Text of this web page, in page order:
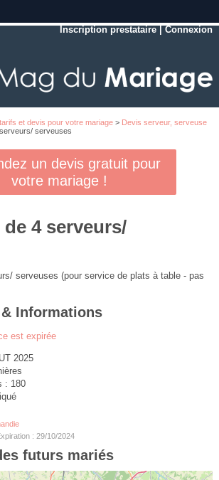
Inscription prestataire |Connexion
et devis pour votre mariage> Devis serveur, serveuse
serveuses
un devis gratuit pour
votre mariage !
4 serveurs/
serveuses (pour service de plats à table - pas
Informations
est expirée
2025
: 180
: 29/10/2024
futurs mariés